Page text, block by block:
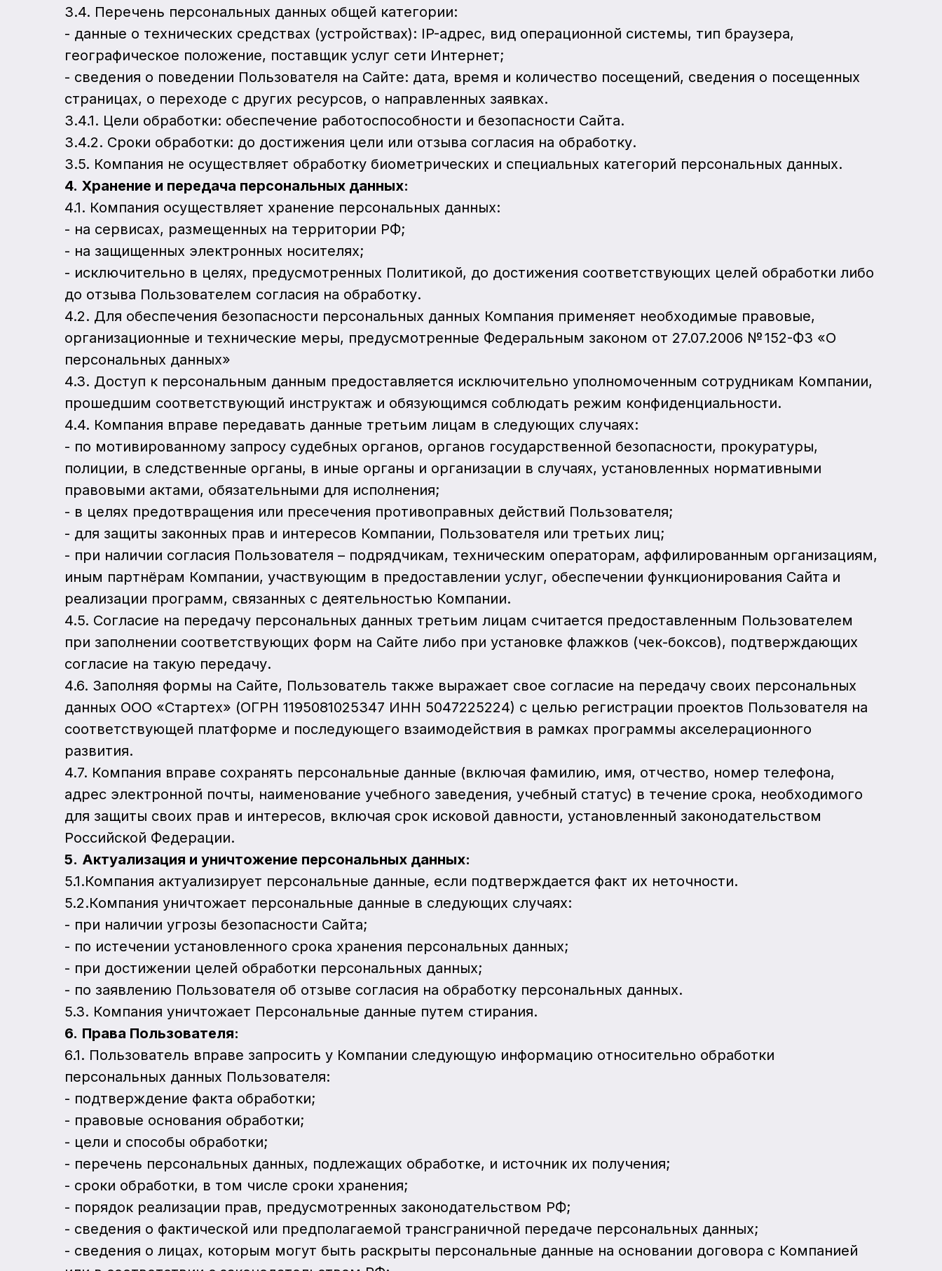
3.4. Перечень персональных данных общей категории:
- данные о технических средствах (устройствах): IP-адрес, вид операционной системы, тип браузера,
географическое положение, поставщик услуг сети Интернет;
- сведения о поведении Пользователя на Сайте: дата, время и количество посещений, сведения о посещенных
страницах, о переходе с других ресурсов, о направленных заявках.
3.4.1. Цели обработки: обеспечение работоспособности и безопасности Сайта.
3.4.2. Сроки обработки: до достижения цели или отзыва согласия на обработку.
3.5. Компания не осуществляет обработку биометрических и специальных категорий персональных данных.
4. Хранение и передача персональных данных:
4.1. Компания осуществляет хранение персональных данных:
- на сервисах, размещенных на территории РФ;
- на защищенных электронных носителях;
- исключительно в целях, предусмотренных Политикой, до достижения соответствующих целей обработки либо
до отзыва Пользователем согласия на обработку.
4.2. Для обеспечения безопасности персональных данных Компания применяет необходимые правовые,
организационные и технические меры, предусмотренные Федеральным законом от 27.07.2006 № 152-ФЗ «О
персональных данных»
4.3. Доступ к персональным данным предоставляется исключительно уполномоченным сотрудникам Компании,
прошедшим соответствующий инструктаж и обязующимся соблюдать режим конфиденциальности.
4.4. Компания вправе передавать данные третьим лицам в следующих случаях:
- по мотивированному запросу судебных органов, органов государственной безопасности, прокуратуры,
полиции, в следственные органы, в иные органы и организации в случаях, установленных нормативными
правовыми актами, обязательными для исполнения;
- в целях предотвращения или пресечения противоправных действий Пользователя;
- для защиты законных прав и интересов Компании, Пользователя или третьих лиц;
- при наличии согласия Пользователя – подрядчикам, техническим операторам, аффилированным организациям,
иным партнёрам Компании, участвующим в предоставлении услуг, обеспечении функционирования Сайта и
реализации программ, связанных с деятельностью Компании.
4.5. Согласие на передачу персональных данных третьим лицам считается предоставленным Пользователем
при заполнении соответствующих форм на Сайте либо при установке флажков (чек-боксов), подтверждающих
согласие на такую передачу.
4.6. Заполняя формы на Сайте, Пользователь также выражает свое согласие на передачу своих персональных
данных ООО «Стартех» (ОГРН 1195081025347 ИНН 5047225224) с целью регистрации проектов Пользователя на
соответствующей платформе и последующего взаимодействия в рамках программы акселерационного
развития.
4.7. Компания вправе сохранять персональные данные (включая фамилию, имя, отчество, номер телефона,
адрес электронной почты, наименование учебного заведения, учебный статус) в течение срока, необходимого
для защиты своих прав и интересов, включая срок исковой давности, установленный законодательством
Российской Федерации.
5. Актуализация и уничтожение персональных данных:
5.1.Компания актуализирует персональные данные, если подтверждается факт их неточности.
5.2.Компания уничтожает персональные данные в следующих случаях:
- при наличии угрозы безопасности Сайта;
- по истечении установленного срока хранения персональных данных;
- при достижении целей обработки персональных данных;
- по заявлению Пользователя об отзыве согласия на обработку персональных данных.
5.3. Компания уничтожает Персональные данные путем стирания.
6. Права Пользователя:
6.1. Пользователь вправе запросить у Компании следующую информацию относительно обработки
персональных данных Пользователя:
- подтверждение факта обработки;
- правовые основания обработки;
- цели и способы обработки;
- перечень персональных данных, подлежащих обработке, и источник их получения;
- сроки обработки, в том числе сроки хранения;
- порядок реализации прав, предусмотренных законодательством РФ;
- сведения о фактической или предполагаемой трансграничной передаче персональных данных;
- сведения о лицах, которым могут быть раскрыты персональные данные на основании договора с Компанией